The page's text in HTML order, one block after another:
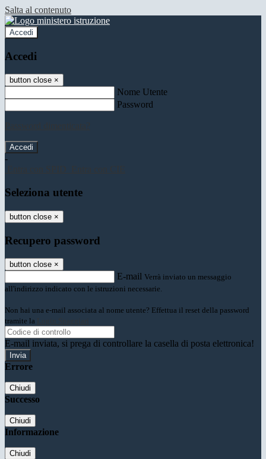
Salta al contenuto
Accedi
Accedi
button close ×
Nome Utente
Password
-
Seleziona utente
button close ×
Recupero password
button close ×
E-mail Verrà inviato un messaggio
all'indirizzo indicato con le istruzioni necessarie.
Non hai una e-mail associata al nome utente? Effettua il reset della password
tramite la
E-mail inviata, si prega di controllare la casella di posta elettronica!
Errore
Chiudi
Successo
Chiudi
Informazione
Chiudi